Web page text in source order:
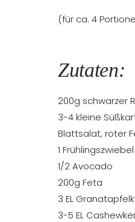
(für ca. 4
Zutaten:
200g schwarzer
3-4 kleine
Blattsalat, roter
1 Frühlingszwiebel
1/2 Avocado
200g Feta
3 EL
3-5 EL